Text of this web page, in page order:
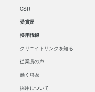
CSR
受賞歴
採用情報
クリエイトリンクを知る
従業員の声
働く環境
採用について